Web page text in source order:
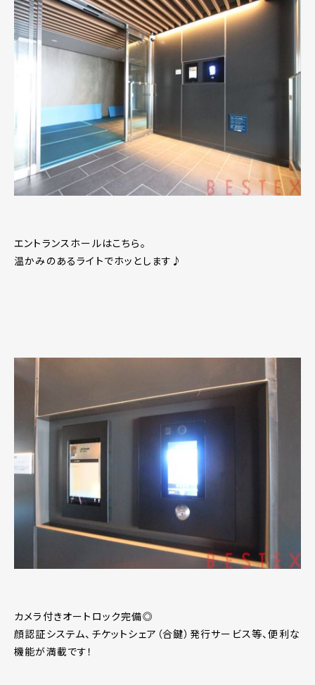
エントランスホールはこちら。
温かみのあるライトでホッとします♪
カメラ付きオートロック完備◎
顔認証システム、チケットシェア（合鍵）発行サービス等、便利な
機能が満載です！